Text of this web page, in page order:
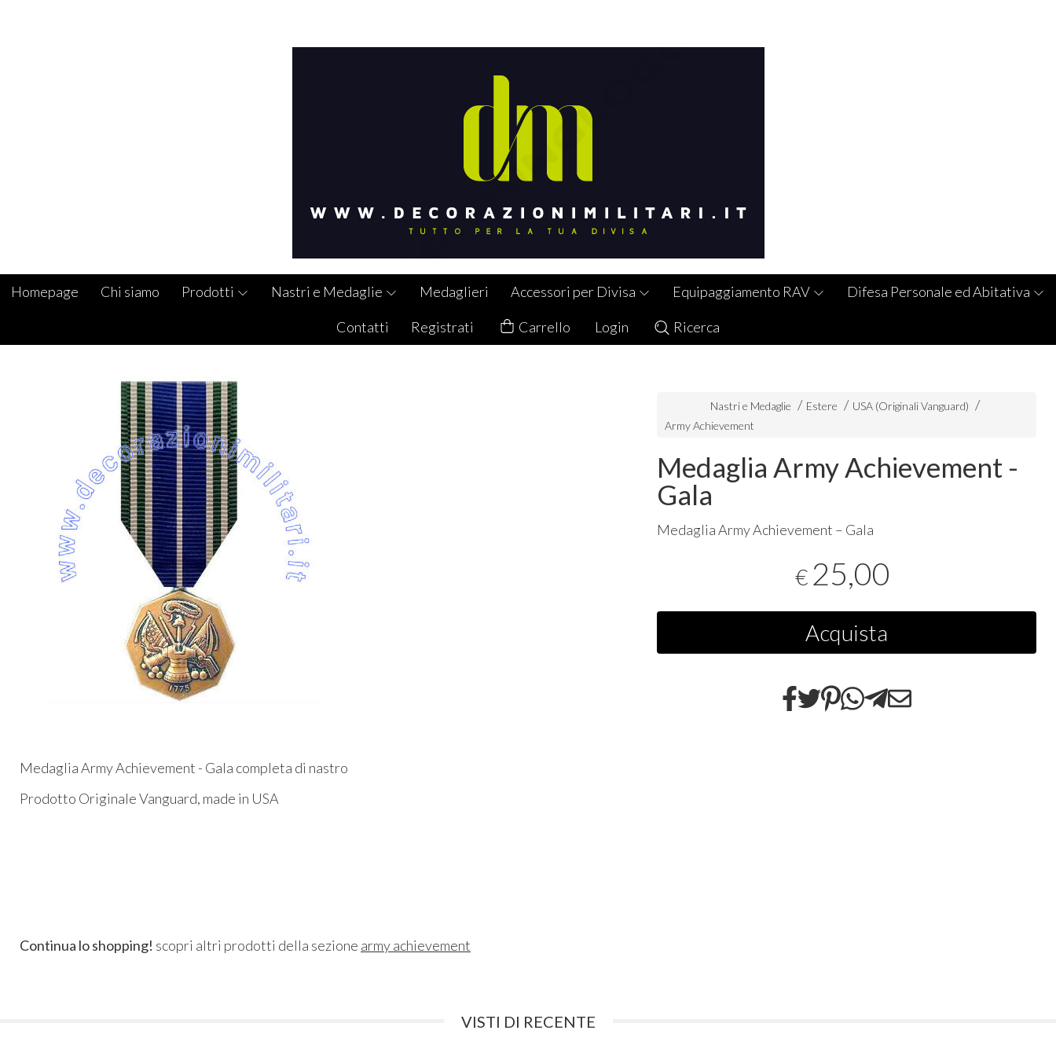
Homepage Chi siamo Prodotti Nastri e Medaglie Medaglieri Accessori per Divisa Equipaggiamento RAV Difesa Personale ed Abitativa
Contatti Registrati Carrello Login Ricerca
Medaglia Army Achievement - Gala completa di nastro
Prodotto Originale Vanguard, made in USA
Nastri e Medaglie Estere
USA (Originali Vanguard)
Army Achievement
Medaglia Army Achievement -
Gala
Medaglia Army Achievement – Gala
€ 25,00
Acquista
Continua lo shopping! scopri altri prodotti della sezione army achievement
VISTI DI RECENTE